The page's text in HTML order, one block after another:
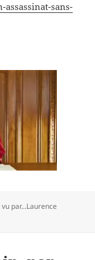
sans-
Catégories
vu par...Laurence